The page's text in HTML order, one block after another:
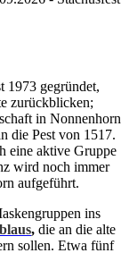
1973 gegründet,
zurückblicken;
in Nonnenhorn
die Pest von 1517.
eine aktive Gruppe
wird noch immer
aufgeführt.
ins
, die an die alte
sollen. Etwa fünf